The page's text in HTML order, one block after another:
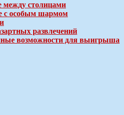
между столицами
с особым шармом
развлечений
возможности для выигрыша